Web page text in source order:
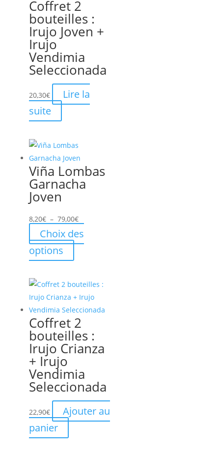
Coffret 2
bouteilles :
Irujo Joven +
Irujo
Vendimia
Seleccionada
20,30€
Lire la
suite
Viña Lombas
Garnacha
Joven
8,20€ – 79,00€Plage
de
prix :
79,00€
Choix des
options
produit
plusieurs
variations.
Les
options
peuvent
être
sur
la
page
du
Coffret 2
bouteilles :
Irujo Crianza
+ Irujo
Vendimia
Seleccionada
22,90€
Ajouter au
panier